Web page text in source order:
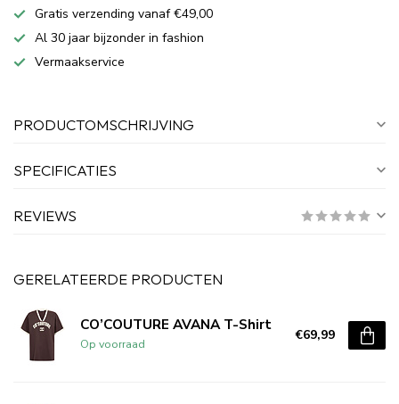
Gratis verzending vanaf €49,00
Al 30 jaar bijzonder in fashion
Vermaakservice
PRODUCTOMSCHRIJVING
SPECIFICATIES
REVIEWS
GERELATEERDE PRODUCTEN
CO’COUTURE AVANA T-Shirt
Op voorraad
€69,99